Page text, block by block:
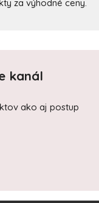
za výhodné ceny.
kanál
ako aj postup